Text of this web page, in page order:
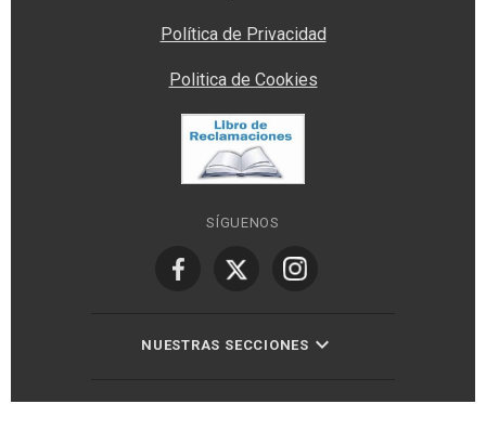
Política de Privacidad
Politica de Cookies
SÍGUENOS
NUESTRAS SECCIONES